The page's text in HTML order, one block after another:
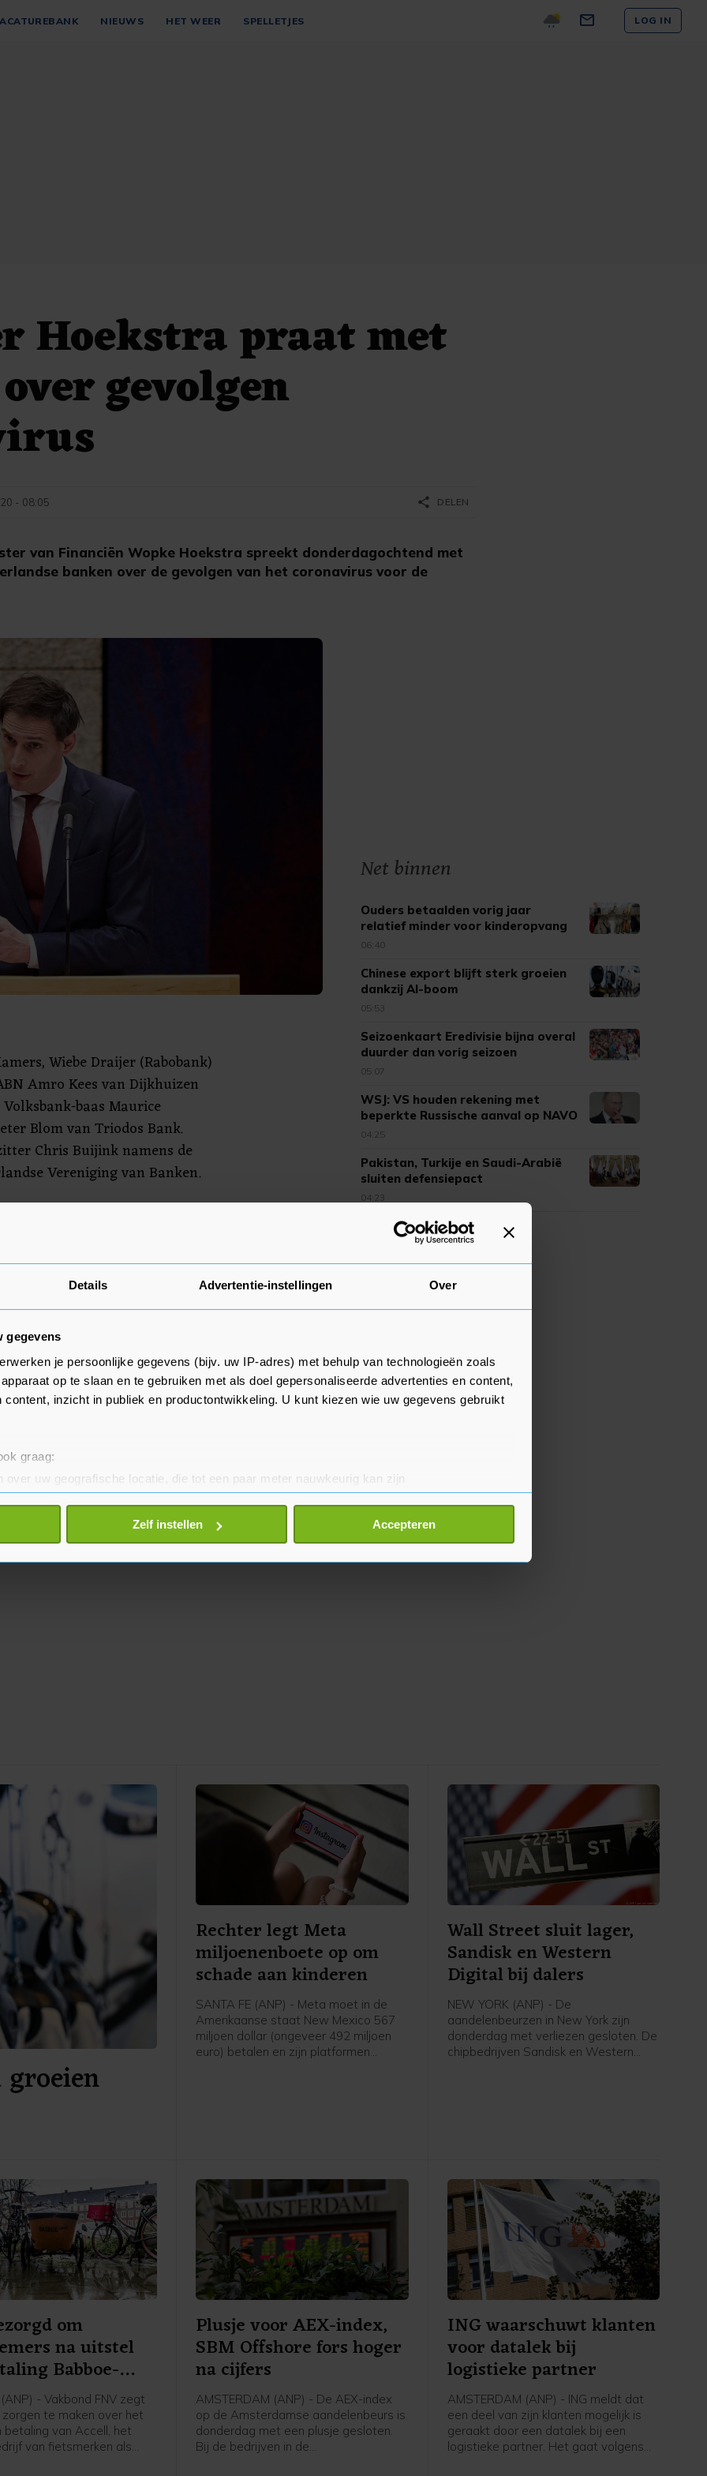
Details Advertentie-instellingen Over
gegevens
je persoonlijke gegevens (bijv. uw IP-adres) met behulp van technologieën zoals
op te slaan en te gebruiken met als doel gepersonaliseerde advertenties en content,
content, inzicht in publiek en productontwikkeling. U kunt kiezen wie uw gegevens gebruikt
graag:
over uw geografische locatie, die tot een paar meter nauwkeurig kan zijn
door het actief te scannen op specifieke eigenschappen (fingerprinting)
gegevens worden verwerkt en stel uw voorkeuren in het
detailgedeelte
of intrekken in de Cookieverklaring.
Zelf instellen Accepteren
NIEUWS HET WEER SPELLETJES LOG IN
Hoekstra praat met
gevolgen
van Financiën Wopke Hoekstra spreekt donderdagochtend met
banken over de gevolgen van het coronavirus voor de
- 08:05 share DELEN
Wiebe Draijer (Rabobank)
Amro Kees van Dijkhuizen
baas Maurice
Blom van Triodos Bank.
Chris Buijink namens de
Vereniging van Banken.
sector. Banken
strenge kapitaaleisen te
in gesprek met de sector en
de gevolgen van het nieuwe
Rechter legt Meta
miljoenenboete op om
schade aan kinderen
SANTA FE (ANP) - Meta moet in de
Amerikaanse staat New Mexico 567
miljoen dollar (ongeveer 492 miljoen
euro) betalen en zijn platformen
Wall Street sluit lager,
Sandisk en Western
Digital bij dalers
NEW YORK (ANP) - De
aandelenbeurzen in New York zijn
donderdag met verliezen gesloten. De
chipbedrijven Sandisk en Western
buiten komt.
om
na uitstel
Babboe-
(ANP) - Vakbond FNV zegt
te maken over het
betaling van Accell, het
van fietsmerken als
Plusje voor AEX-index,
SBM Offshore fors hoger
na cijfers
AMSTERDAM (ANP) - De AEX-index
op de Amsterdamse aandelenbeurs is
donderdag met een plusje gesloten.
Bij de bedrijven in de
ING waarschuwt klanten
voor datalek bij
logistieke partner
AMSTERDAM (ANP) - ING meldt dat
een deel van zijn klanten mogelijk is
geraakt door een datalek bij een
logistieke partner. Het gaat volgens
Net binnen
Ouders betaalden vorig jaar
relatief minder voor kinderopvang
06:40
Chinese export blijft sterk groeien
dankzij AI-boom
05:53
Seizoenkaart Eredivisie bijna overal
duurder dan vorig seizoen
05:07
WSJ: VS houden rekening met
beperkte Russische aanval op NAVO
04:25
Pakistan, Turkije en Saudi-Arabië
sluiten defensiepact
04:23